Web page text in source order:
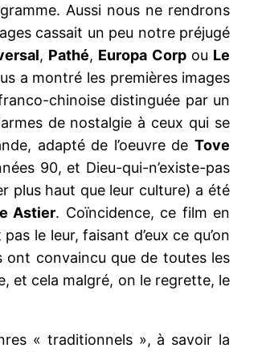
Aussi nous ne rendrons
cassait un peu notre préjugé
, Pathé, Europa Corpou Le
a montré les premières images
chinoise distinguée par un
de nostalgie à ceux qui se
adapté de l’oeuvre deTove
90, et Dieu-qui-n’existe-pas
plus haut que leur culture) a été
Astier. Coïncidence, ce film en
le leur, faisant d’eux ce qu’on
ont convaincu que de toutes les
et cela malgré, on le regrette, le
« traditionnels », à savoir la